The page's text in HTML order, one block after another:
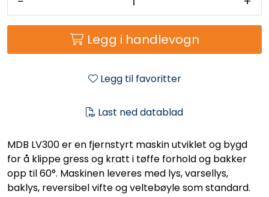
Legg i handlevogn
Legg til favoritter
Last ned datablad
MDB LV300 er en fjernstyrt maskin utviklet og bygd
for å klippe gress og kratt i tøffe forhold og bakker
opp til 60°. Maskinen leveres med lys, varsellys,
baklys, reversibel vifte og veltebøyle som standard.